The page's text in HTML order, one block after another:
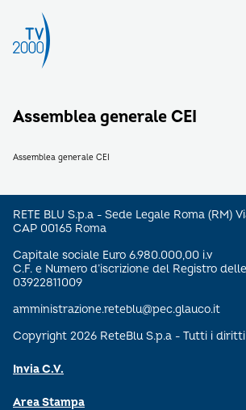
Assemblea generale CEI
Assemblea generale CEI
RETE BLU S.p.a - Sede Legale Roma (RM)
CAP 00165 Roma
Capitale sociale Euro 6.980.000,00 i.v
C.F. e Numero d’iscrizione del Registro
03922811009
amministrazione.reteblu@pec.glauco.it
Copyright 2026 ReteBlu S.p.a - Tutti i
Invia C.V.
Area Stampa